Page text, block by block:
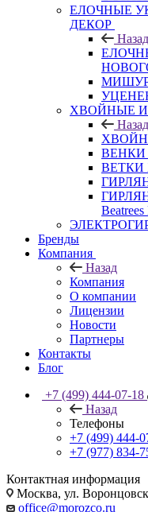
ЕЛОЧНЫЕ
ДЕКОР
Назад
ХВОЙНЫЕ
Назад
ВЕНКИ
ВЕТКИ
Бренды
Компания
Назад
Компания
О компании
Лицензии
Новости
Партнеры
Контакты
Блог
+7 (499) 444-07-18
Назад
Телефоны
+7 (499) 444-
+7 (977) 834-
Контактная информация
Москва, ул.
office@morozco.ru